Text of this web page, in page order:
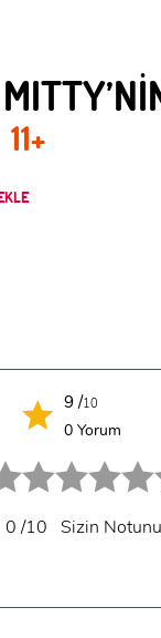
11+
9 /10
0 Yorum
0/10 Sizin